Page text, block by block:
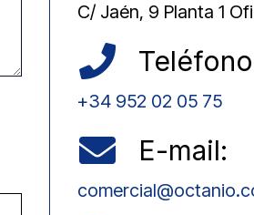
C/ Jaén, 9 Planta 1
+34 952 02 05 75
E-mail: